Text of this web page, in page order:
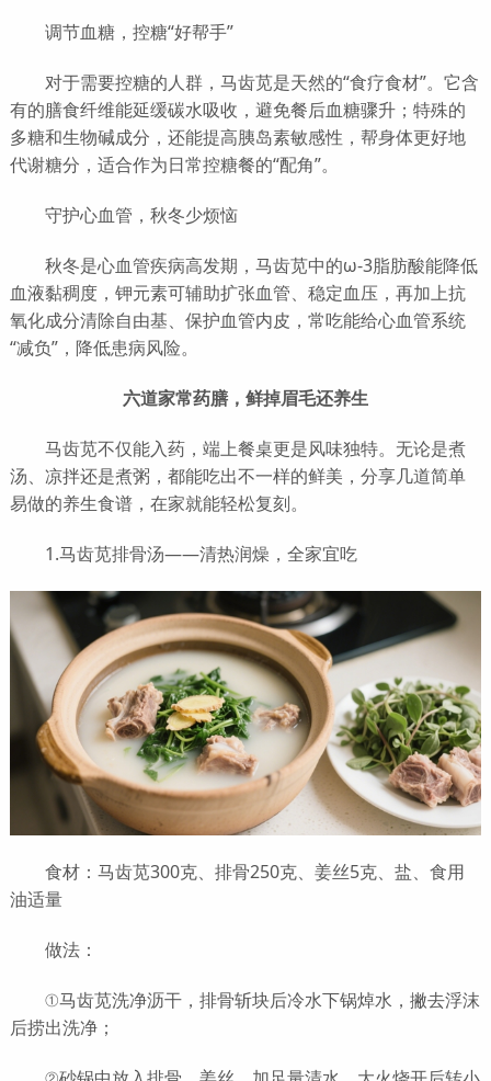
调节血糖，控糖“好帮手”
对于需要控糖的人群，马齿苋是天然的“食疗食材”。它含
有的膳食纤维能延缓碳水吸收，避免餐后血糖骤升；特殊的
多糖和生物碱成分，还能提高胰岛素敏感性，帮身体更好地
代谢糖分，适合作为日常控糖餐的“配角”。
守护心血管，秋冬少烦恼
秋冬是心血管疾病高发期，马齿苋中的ω-3脂肪酸能降低
血液黏稠度，钾元素可辅助扩张血管、稳定血压，再加上抗
氧化成分清除自由基、保护血管内皮，常吃能给心血管系统
“减负”，降低患病风险。
六道家常药膳，鲜掉眉毛还养生
马齿苋不仅能入药，端上餐桌更是风味独特。无论是煮
汤、凉拌还是煮粥，都能吃出不一样的鲜美，分享几道简单
易做的养生食谱，在家就能轻松复刻。
1.马齿苋排骨汤——清热润燥，全家宜吃
食材：马齿苋300克、排骨250克、姜丝5克、盐、食用
油适量
做法：
①马齿苋洗净沥干，排骨斩块后冷水下锅焯水，撇去浮沫
后捞出洗净；